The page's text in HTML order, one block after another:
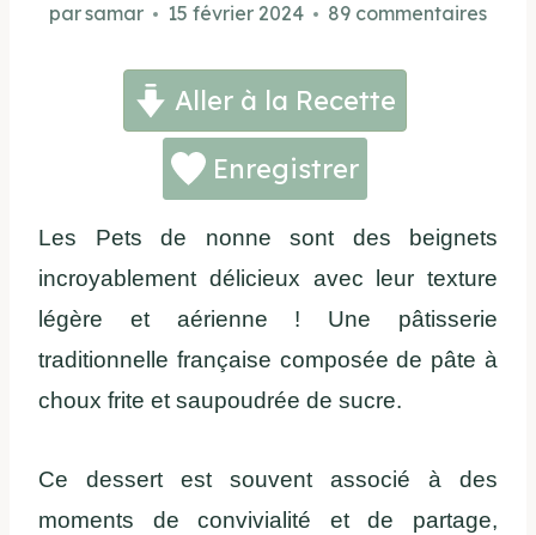
parsamar 15 février 2024 89 commentaires
Aller à la Recette
Enregistrer
Les Pets de nonne sont des beignets
incroyablement délicieux avec leur texture
légère et aérienne ! Une pâtisserie
traditionnelle française composée de pâte à
choux frite et saupoudrée de sucre.
Ce dessert est souvent associé à des
moments de convivialité et de partage,